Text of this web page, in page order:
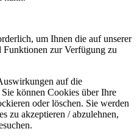
um Ihnen die auf unserer
Funktionen zur Verfügung zu
auf die
können Cookies über Ihre
oder löschen. Sie werden
zu akzeptieren / abzulehnen,